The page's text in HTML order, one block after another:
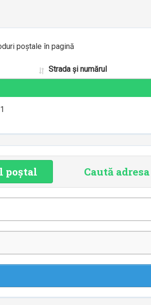
poștale în pagină
Strada și numărul
poștal Caută adresa